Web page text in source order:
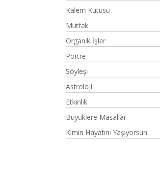
Kalem Kutusu
Mutfak
Organik İşler
Portre
Söyleşi
Astroloji
Etkinlik
Büyüklere Masallar
Kimin Hayatını Yaşıyorsun